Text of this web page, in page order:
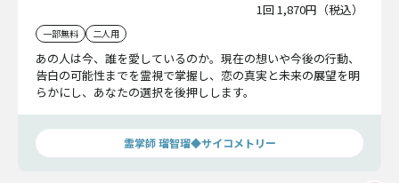
1回 1,870円（税込）
一部無料 二人用
あの人は今、誰を愛しているのか。現在の想いや今後の行動、
告白の可能性までを霊視で掌握し、恋の真実と未来の展望を明
らかにし、あなたの選択を後押しします。
霊掌師 瑠智瑠◆サイコメトリー